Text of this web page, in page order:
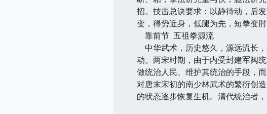
招。技击总诀要求：以静待动，后
变，得势近身，低腿为先，短拳变
靠前节 五祖拳源流
中华武术，历史悠久，源远流长
动。两宋时期，由于内受封建军阀
做统治人民、维护其统治的手段，
对唐末宋初的南少林武术的繁衍创
的状态逐步恢复生机。清代统治者